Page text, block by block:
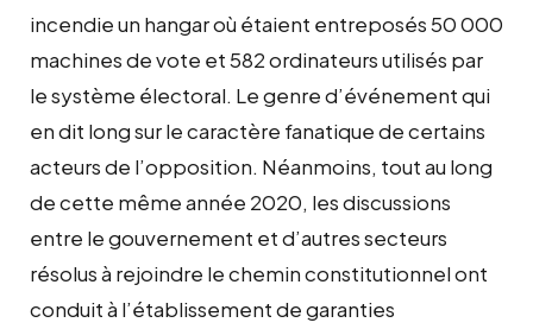
incendie un hangar où étaient entreposés 50 000
machines de vote et 582 ordinateurs utilisés par
le système électoral. Le genre d’événement qui
en dit long sur le caractère fanatique de certains
acteurs de l’opposition. Néanmoins, tout au long
de cette même année 2020, les discussions
entre le gouvernement et d’autres secteurs
résolus à rejoindre le chemin constitutionnel ont
conduit à l’établissement de garanties